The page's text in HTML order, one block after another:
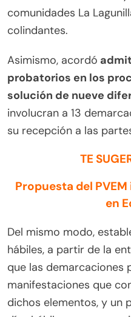
comunidades La
colindantes.
Asimismo, acordó
probatorios en los
solución de nueve
involucran a 13
su recepción a las
TE
Propuesta del
en
Del mismo modo,
hábiles, a partir de la
que las demarcaciones
manifestaciones que
dichos elementos, y un